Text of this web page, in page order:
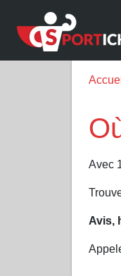
Avec
Avis,